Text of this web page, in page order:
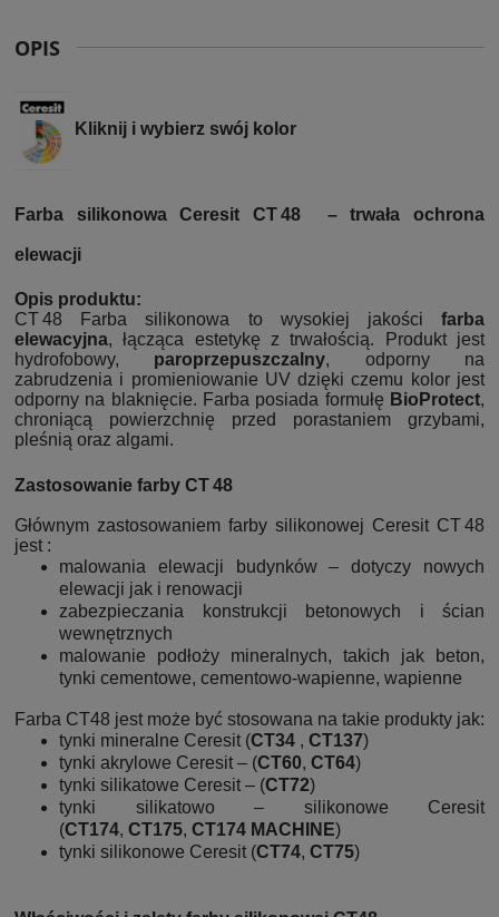
OPIS
Kliknij i wybierz swój kolor
Farba silikonowa Ceresit CT48 – trwała ochrona
elewacji
Opis produktu:
CT 48 Farba silikonowa to wysokiej jakości farba
elewacyjna, łącząca estetykę z trwałością. Produkt jest
hydrofobowy, paroprzepuszczalny, odporny na
zabrudzenia i promieniowanie UV dzięki czemu kolor jest
odporny na blaknięcie. Farba posiada formułę BioProtect,
chroniącą powierzchnię przed porastaniem grzybami,
pleśnią oraz algami.
Zastosowanie farby CT48
Głównym zastosowaniem farby silikonowej Ceresit CT 48
jest :
malowania elewacji budynków – dotyczy nowych
elewacji jak i renowacji
zabezpieczania konstrukcji betonowych i ścian
wewnętrznych
malowanie podłoży mineralnych, takich jak beton,
tynki cementowe, cementowo-wapienne, wapienne
Farba CT48 jest może być stosowana na takie produkty jak:
tynki mineralne Ceresit (CT34 , CT137)
tynki akrylowe Ceresit – (CT60, CT64)
tynki silikatowe Ceresit – (CT72)
tynki silikatowo – silikonowe Ceresit
(CT174, CT175, CT174 MACHINE)
tynki silikonowe Ceresit (CT74, CT75)